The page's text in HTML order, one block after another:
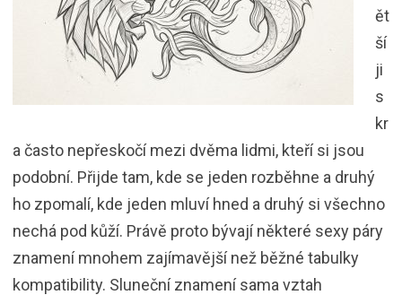
ět
ší
ji
s
kr
a často nepřeskočí mezi dvěma lidmi, kteří si jsou
podobní. Přijde tam, kde se jeden rozběhne a druhý
ho zpomalí, kde jeden mluví hned a druhý si všechno
nechá pod kůží. Právě proto bývají některé sexy páry
znamení mnohem zajímavější než běžné tabulky
kompatibility. Sluneční znamení sama vztah